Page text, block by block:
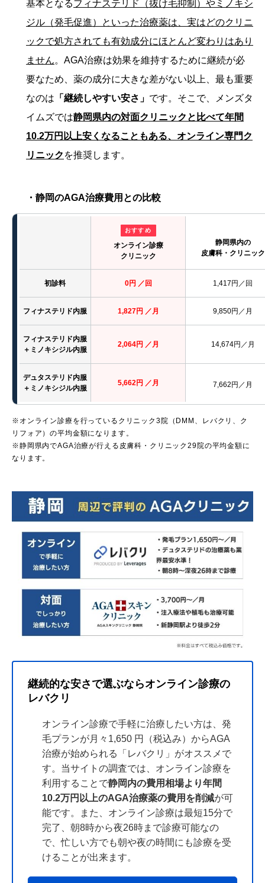
基本となるフィナステリド（抜け毛抑制）やミノキシ
ジル（発毛促進）といった治療薬は、実はどのクリニ
ックで処方されても有効成分にほとんど変わりはあり
ません。AGA治療は効果を維持するために継続が必
要なため、薬の成分に大きな差がない以上、最も重要
なのは 「継続しやすい安さ」 です。そこで、メンズタ
イムズでは静岡県内の対面クリニックと比べて年間
10.2万円以上安くなることもある、オンライン専門ク
リニック を推奨します。
・静岡のAGA治療費用との比較
おすすめ
オンライン診療
クリニック
静岡県内の
皮膚科・クリニック
初診料 0円 ／回 1,417円／回
フィナステリド内服 1,827円 ／月 9,850円／月
フィナステリド内服
＋ミノキシジル内服
2,064円 ／月 14,674円／月
デュタステリド内服
＋ミノキシジル内服
5,662円 ／月 7,662円／月
※オンライン診療を行っているクリニック3院（DMM、レバクリ、ク
リフォア）の平均金額になります。
※静岡県内でAGA治療が行える皮膚科・クリニック29院の平均金額に
なります。
継続的な安さで選ぶならオンライン診療の
レバクリ
オンライン診療で手軽に治療したい方は、発
毛プランが月々1,650 円（税込み）からAGA
治療が始められる「レバクリ」がオススメで
す。当サイトの調査では、オンライン診療を
利用することで静岡内の費用相場より年間
10.2万円以上のAGA治療薬の費用を削減が可
能です。また、オンライン診療は最短15分で
完了、朝8時から夜26時まで診療可能なの
で、忙しい方でも朝や夜の時間にも診療を受
けることが出来ます。